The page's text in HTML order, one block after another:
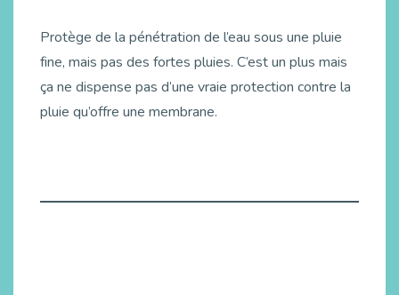
Protège de la pénétration de l’eau sous une pluie
fine, mais pas des fortes pluies. C’est un plus mais
ça ne dispense pas d’une vraie protection contre la
pluie qu’offre une membrane.